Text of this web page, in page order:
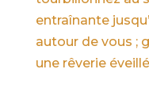
entraînante
autour de vous ;
une rêverie